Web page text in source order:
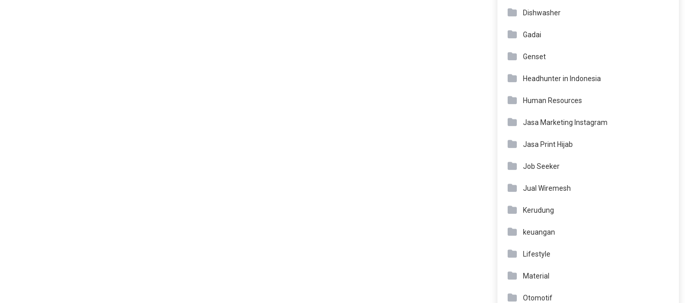
Dishwasher
Gadai
Genset
Headhunter in Indonesia
Human Resources
Jasa Marketing Instagram
Jasa Print Hijab
Job Seeker
Jual Wiremesh
Kerudung
keuangan
Lifestyle
Material
Otomotif